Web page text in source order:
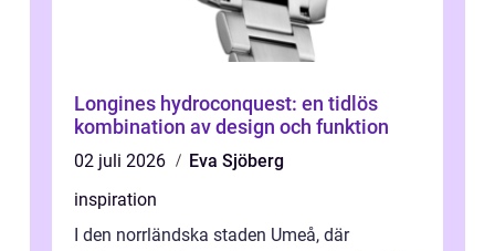
Longines hydroconquest: en tidlös
kombination av design och funktion
02 juli 2026
Eva Sjöberg
inspiration
I den norrländska staden Umeå, där